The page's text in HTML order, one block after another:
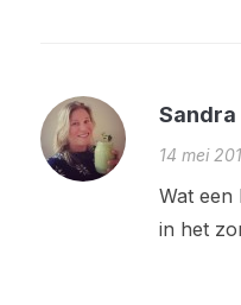
Sandra
14 mei
Wat een
in het